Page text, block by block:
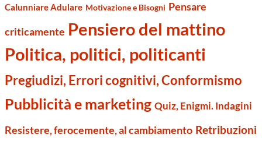
Calunniare Adulare Motivazione e Bisogni Pensare
criticamente Pensiero del mattino
Politica, politici, politicanti
Pregiudizi, Errori cognitivi, Conformismo
Pubblicità e marketing Quiz, Enigmi. Indagini
Resistere, ferocemente, al cambiamento Retribuzioni